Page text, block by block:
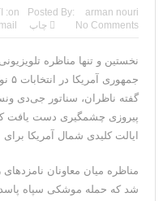
تحلیلگر سعودی: این
ایران است
مقام آمریکایی: تصورِ
است+فیلم: تحلیل
مقامات آمریکایی: برخی
خبرگزاری سپاه پاسداران:
Posted By: arman nouri
on:
No Comments
چاپ
نخستین و تنها مناظره
گفته ناظران، سناتور جی‌دی
پیروزی چشمگیری دست یافت
ایالت کلیدی شمال آمریکا
مناظره میان معاونان
شد که حمله موشکی سپاه